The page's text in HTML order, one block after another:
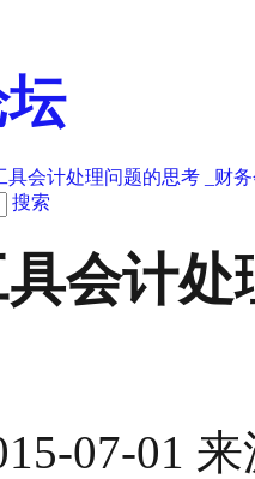
具会计处理问题的思考 _财
搜索
会计
07-01 来